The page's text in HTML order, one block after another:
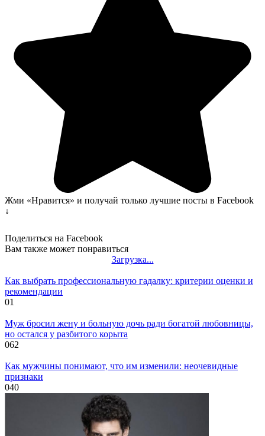
Жми «Нравится» и получай только лучшие посты в Facebook
↓
Поделиться на Facebook
Вам также может понравиться
Загрузка...
Как выбрать профессиональную гадалку: критерии оценки и
рекомендации
01
Муж бросил жену и больную дочь ради богатой любовницы,
но остался у разбитого корыта
062
Как мужчины понимают, что им изменили: неочевидные
признаки
040